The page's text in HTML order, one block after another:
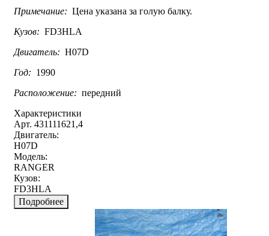
Примечание: Цена указана за голую балку.
Кузов: FD3HLA
Двигатель: H07D
Год: 1990
Расположение: передний
Характеристики
Арт. 431111621,4
Двигатель:
H07D
Модель:
RANGER
Кузов:
FD3HLA
Подробнее